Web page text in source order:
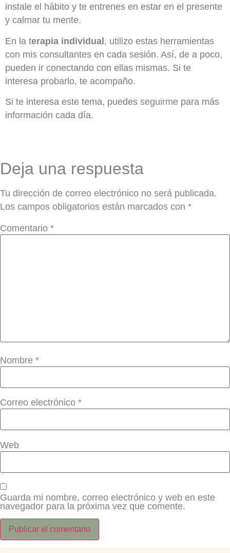
instale el hábito y te entrenes en estar en el presente
y calmar tu mente.
En la terapia individual, utilizo estas herramientas
con mis consultantes en cada sesión. Así, de a poco,
pueden ir conectando con ellas mismas. Si te
interesa probarlo, te acompaño.
Si te interesa este tema, puedes seguirme para más
información cada día.
Deja una respuesta
Tu dirección de correo electrónico no será publicada.
Los campos obligatorios están marcados con *
Comentario *
Nombre *
Correo electrónico *
Web
Guarda mi nombre, correo electrónico y web en este
navegador para la próxima vez que comente.